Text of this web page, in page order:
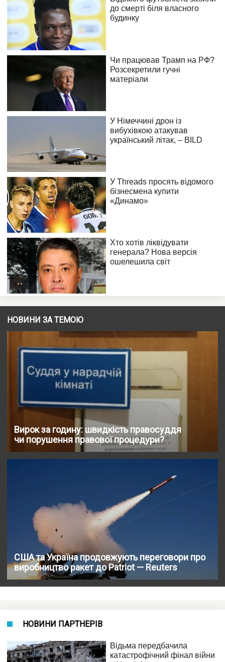
НОВИНИ ЗА ТЕМОЮ
Вирок за годину: швидкість правосуддя
чи порушення правової процедури?
США та Україна продовжують переговори про
виробництво ракет до Patriot — Reuters
НОВИНИ ПАРТНЕРІВ